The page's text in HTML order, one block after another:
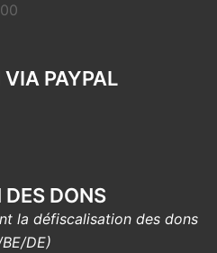
VIA PAYPAL
DONS
la défiscalisation des dons
DE)